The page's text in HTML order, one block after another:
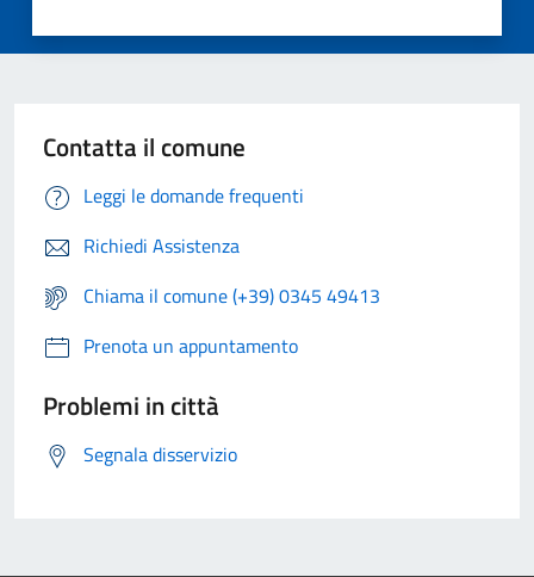
Contatta il comune
Leggi le domande frequenti
Richiedi Assistenza
Chiama il comune (+39) 0345 49413
Prenota un appuntamento
Problemi in città
Segnala disservizio